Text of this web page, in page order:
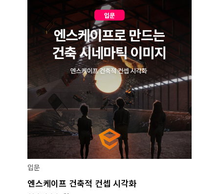
입문
엔스케이프 건축적 컨셉 시각화